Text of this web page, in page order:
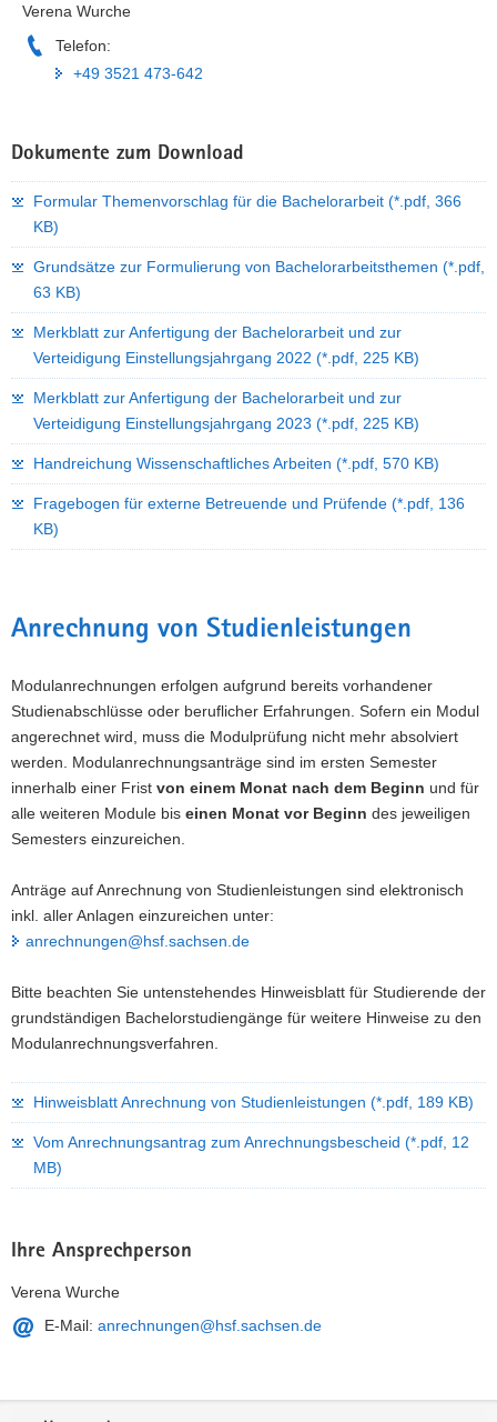
Verena Wurche
Telefon:
+49 3521 473-642
Dokumente zum Download
Formular Themenvorschlag für die Bachelorarbeit (*.pdf, 366
KB)
Grundsätze zur Formulierung von Bachelorarbeitsthemen (*.pdf,
63 KB)
Merkblatt zur Anfertigung der Bachelorarbeit und zur
Verteidigung Einstellungsjahrgang 2022 (*.pdf, 225 KB)
Merkblatt zur Anfertigung der Bachelorarbeit und zur
Verteidigung Einstellungsjahrgang 2023 (*.pdf, 225 KB)
Handreichung Wissenschaftliches Arbeiten (*.pdf, 570 KB)
Fragebogen für externe Betreuende und Prüfende (*.pdf, 136
KB)
Anrechnung von Studienleistungen
Modulanrechnungen erfolgen aufgrund bereits vorhandener
Studienabschlüsse oder beruflicher Erfahrungen. Sofern ein Modul
angerechnet wird, muss die Modulprüfung nicht mehr absolviert
werden. Modulanrechnungsanträge sind im ersten Semester
innerhalb einer Frist von einem Monat nach dem Beginn und für
alle weiteren Module bis einen Monat vor Beginn des jeweiligen
Semesters einzureichen.
Anträge auf Anrechnung von Studienleistungen sind elektronisch
inkl. aller Anlagen einzureichen unter:
anrechnungen@hsf.sachsen.de
Bitte beachten Sie untenstehendes Hinweisblatt für Studierende der
grundständigen Bachelorstudiengänge für weitere Hinweise zu den
Modulanrechnungsverfahren.
Hinweisblatt Anrechnung von Studienleistungen (*.pdf, 189 KB)
Vom Anrechnungsantrag zum Anrechnungsbescheid (*.pdf, 12
MB)
Ihre Ansprechperson
Verena Wurche
E-Mail: anrechnungen@hsf.sachsen.de
Service